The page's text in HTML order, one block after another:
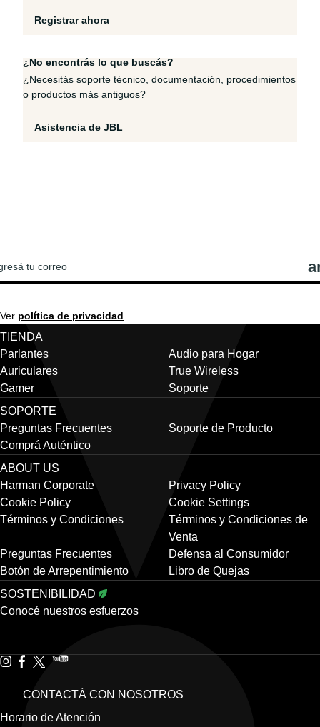
Registrar ahora
¿No encontrás lo que buscás?
¿Necesitás soporte técnico, documentación, procedimientos
o productos más antiguos?
Asistencia de JBL
Ver política de privacidad
TIENDA
Parlantes
Audio para Hogar
Auriculares
True Wireless
Gamer
Soporte
SOPORTE
Preguntas Frecuentes
Soporte de Producto
Comprá Auténtico
ABOUT US
Harman Corporate
Privacy Policy
Cookie Policy
Cookie Settings
Términos y Condiciones
Términos y Condiciones de
Venta
Preguntas Frecuentes
Defensa al Consumidor
Botón de Arrepentimiento
Libro de Quejas
SOSTENIBILIDAD
Conocé nuestros esfuerzos
CONTACTÁ CON NOSOTROS
Horario de Atención